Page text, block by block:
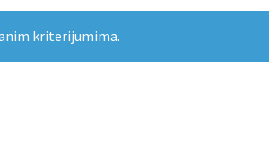
kriterijumima.